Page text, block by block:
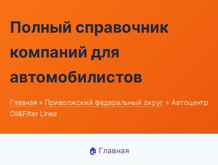
Полный справочник
компаний для
автомобилистов
Главная » Приволжский федеральный округ » Автоцентр
Oil&Filter Linea
🏠 Главная